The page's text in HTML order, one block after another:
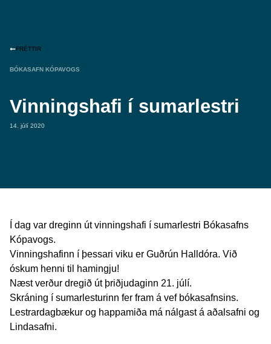
FRÉTTIR
BÓKASAFN KÓPAVOGS
Vinningshafi í sumarlestri
14. júlí 2020
Í dag var dreginn út vinningshafi í sumarlestri Bókasafns
Kópavogs.
Vinningshafinn í þessari viku er Guðrún Halldóra. Við
óskum henni til hamingju!
Næst verður dregið út þriðjudaginn 21. júlí.
Skráning í sumarlesturinn fer fram á vef bókasafnsins.
Lestrardagbækur og happamiða má nálgast á aðalsafni og
Lindasafni.